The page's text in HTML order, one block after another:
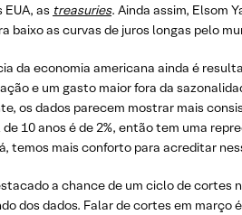
as treasuries. Ainda assim, Elsom
baixo as curvas de juros longas pelo
da economia americana ainda é
e um gasto maior fora da
os dados parecem mostrar mais
10 anos é de 2%, então tem uma
temos mais conforto para acreditar
a chance de um ciclo de cortes
dos dados. Falar de cortes em março